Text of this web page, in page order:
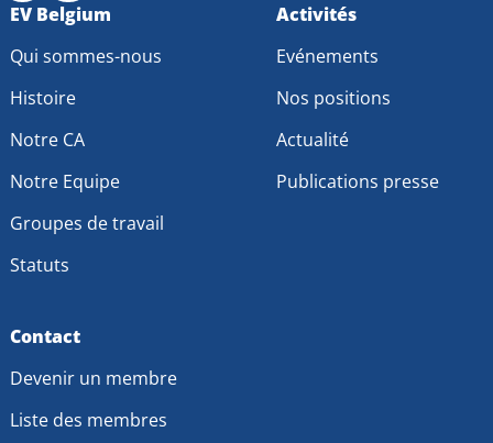
Go
Facebook
Go
LinkedIn
EV Belgium
Qui sommes-nous
Histoire
Notre CA
Notre Equipe
Groupes de travail
Statuts
Activités
Evénements
Nos positions
Actualité
Publications presse
Contact
Devenir un membre
Liste des membres